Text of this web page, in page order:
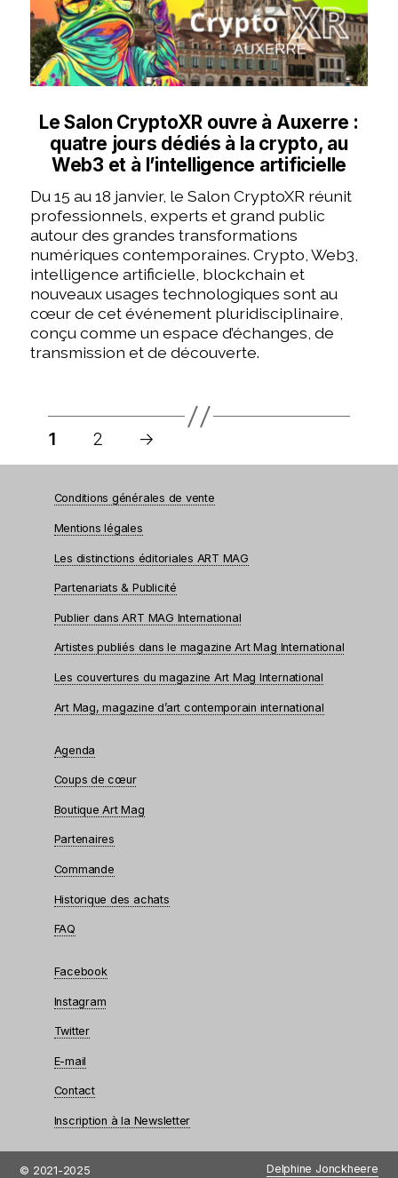
Le Salon CryptoXR ouvre à Auxerre :
quatre jours dédiés à la crypto, au
Web3 et à l’intelligence artificielle
Du 15 au 18 janvier, le Salon CryptoXR réunit
professionnels, experts et grand public
autour des grandes transformations
numériques contemporaines. Crypto, Web3,
intelligence artificielle, blockchain et
nouveaux usages technologiques sont au
cœur de cet événement pluridisciplinaire,
conçu comme un espace d’échanges, de
transmission et de découverte.
Pagination
des
1 2 →
Conditions générales de vente
Mentions légales
Les distinctions éditoriales ART MAG
Partenariats & Publicité
Publier dans ART MAG International
Artistes publiés dans le magazine Art Mag International
Les couvertures du magazine Art Mag International
Art Mag, magazine d’art contemporain international
Agenda
Coups de cœur
Boutique Art Mag
Partenaires
Commande
Historique des achats
FAQ
Facebook
Instagram
Twitter
E-mail
Contact
Inscription à la Newsletter
© 2021-2025 Delphine Jonckheere